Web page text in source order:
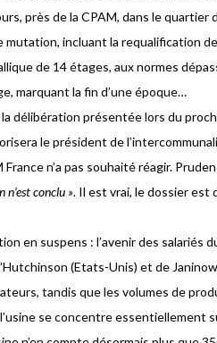
près de la CPAM, dans le
mutation, incluant la requalification
de 14 étages, aux normes
marquant la fin d’une époque…
délibération présentée lors du
le président de
n’a pas souhaité réagir.
n’est conclu ». Il est vrai, le dossier est
en suspens : l’avenir des salariés
(Etats-Unis) et de
tandis que les volumes de
se concentre essentiellement